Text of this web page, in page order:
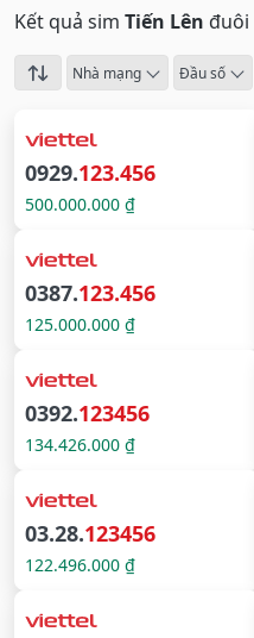
Kết quả sim Tiến Lên đuôi
Nhà mạng Đầu số
0929.123.456
500.000.000 ₫
0387.123.456
125.000.000 ₫
0392.123456
134.426.000 ₫
03.28.123456
122.496.000 ₫